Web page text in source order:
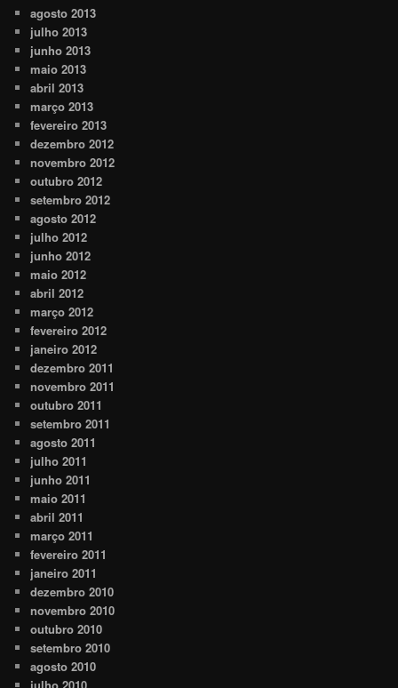
agosto 2013
julho 2013
junho 2013
maio 2013
abril 2013
março 2013
fevereiro 2013
dezembro 2012
novembro 2012
outubro 2012
setembro 2012
agosto 2012
julho 2012
junho 2012
maio 2012
abril 2012
março 2012
fevereiro 2012
janeiro 2012
dezembro 2011
novembro 2011
outubro 2011
setembro 2011
agosto 2011
julho 2011
junho 2011
maio 2011
abril 2011
março 2011
fevereiro 2011
janeiro 2011
dezembro 2010
novembro 2010
outubro 2010
setembro 2010
agosto 2010